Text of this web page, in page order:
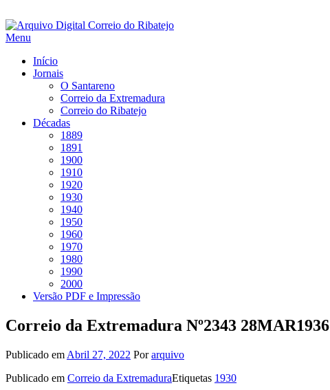
Saltar
para
Menu
Início
Jornais
O Santareno
Correio da Extremadura
Correio do Ribatejo
Décadas
1889
1891
1900
1910
1920
1930
1940
1950
1960
1970
1980
1990
2000
Versão PDF e Impressão
Correio da Extremadura Nº2343 28MAR1936
Publicado em Abril 27, 2022 Porarquivo
Publicado em Correio da ExtremaduraEtiquetas 1930